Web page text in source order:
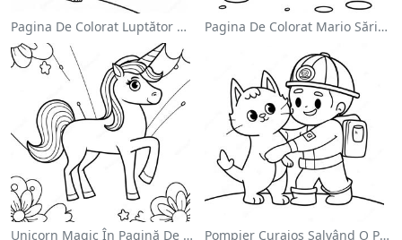
Pagina De Colorat Luptător Wwe Sărind Pe Inamic Pagina De Colorat Mario Sărind Peste Goombas
Unicorn Magic În Pagină De Colorat Cu Curcubeu Pompier Curajos Salvând O Pisică - Pagina De Colorat